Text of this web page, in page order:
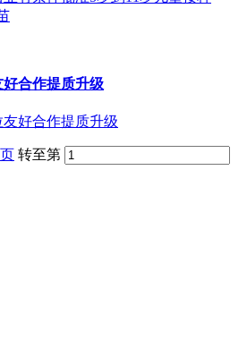
好合作提质升级
转至第